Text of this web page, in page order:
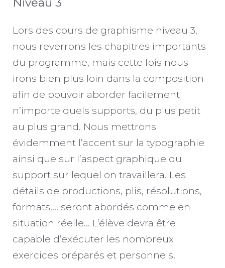
Lors des cours de graphisme niveau 3,
nous reverrons les chapitres importants
du programme, mais cette fois nous
irons bien plus loin dans la composition
afin de pouvoir aborder facilement
n’importe quels supports, du plus petit
au plus grand. Nous mettrons
évidemment l’accent sur la typographie
ainsi que sur l’aspect graphique du
support sur lequel on travaillera. Les
détails de productions, plis, résolutions,
formats,… seront abordés comme en
situation réelle… L’élève devra être
capable d’exécuter les nombreux
exercices préparés et personnels.